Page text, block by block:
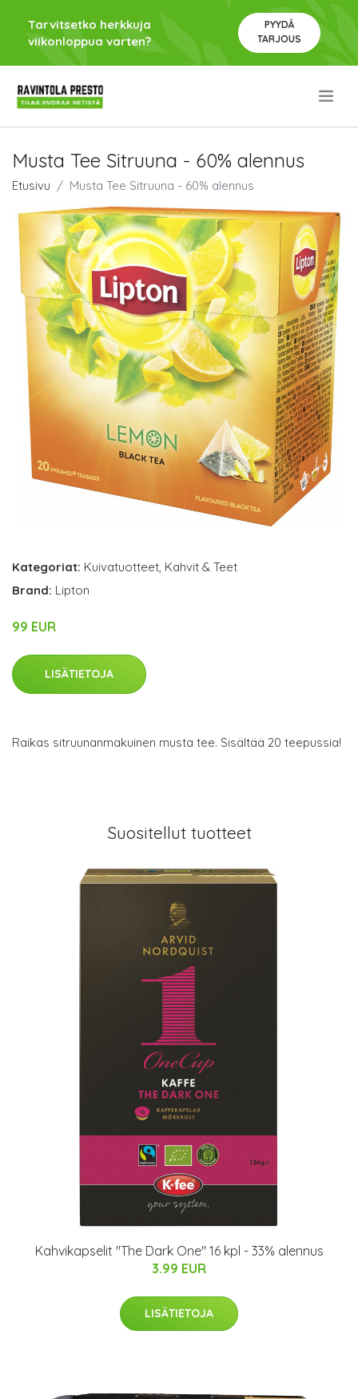
Tarvitsetko herkkuja
viikonloppua varten?
PYYDÄ
TARJOUS
Musta Tee Sitruuna - 60% alennus
Etusivu Musta Tee Sitruuna - 60% alennus
Kategoriat: Kuivatuotteet, Kahvit & Teet
Brand: Lipton
99 EUR
LISÄTIETOJA
Raikas sitruunanmakuinen musta tee. Sisältää 20 teepussia!
Suositellut tuotteet
Kahvikapselit "The Dark One" 16 kpl - 33% alennus
3.99 EUR
LISÄTIETOJA